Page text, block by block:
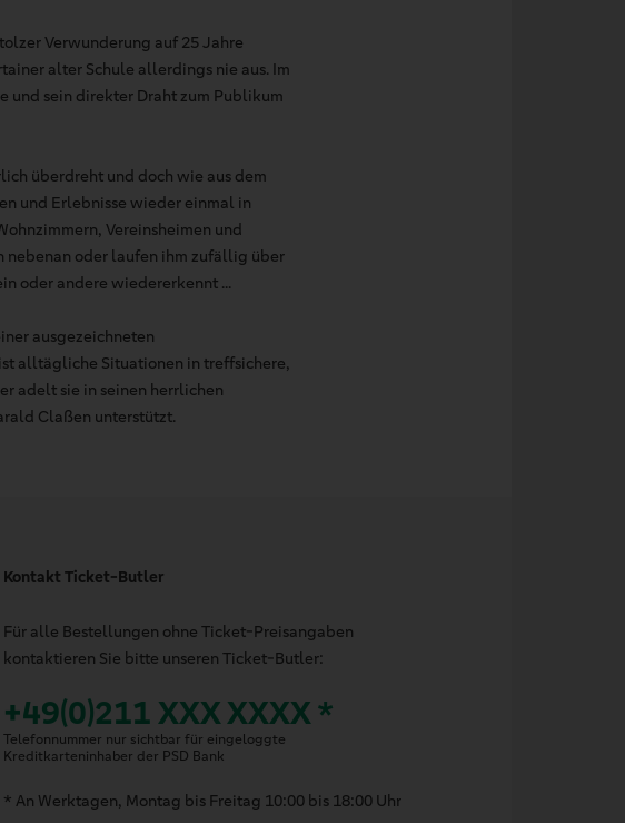
Verwunderung auf 25 Jahre
alter Schule allerdings nie aus. Im
und sein direkter Draht zum Publikum
überdreht und doch wie aus dem
und Erlebnisse wieder einmal in
Vereinsheimen und
nebenan oder laufen ihm zufällig über
oder andere wiedererkennt ...
ausgezeichneten
alltägliche Situationen in treffsichere,
adelt sie in seinen herrlichen
Claßen unterstützt.
Kontakt Ticket-Butler
Für alle Bestellungen ohne Ticket-Preisangaben
kontaktieren Sie bitte unseren Ticket-Butler:
+49(0)211 XXX XXXX *
Telefonnummer nur sichtbar für eingeloggte
Kreditkarteninhaber der PSD Bank
* An Werktagen, Montag bis Freitag 10:00 bis 18:00 Uhr